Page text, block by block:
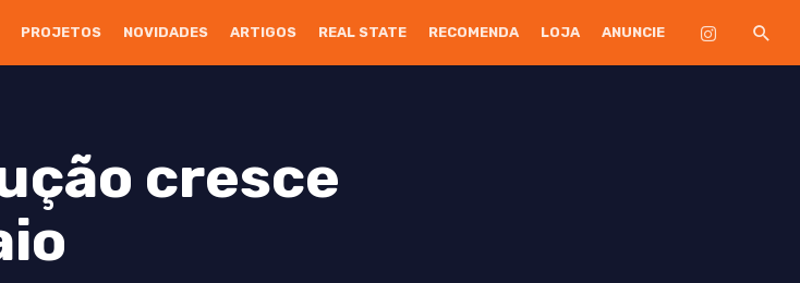
PROJETOS NOVIDADES ARTIGOS REAL STATE RECOMENDA LOJA ANUNCIE
cresce